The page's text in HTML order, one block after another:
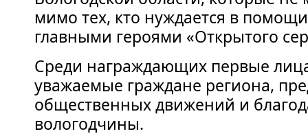
мимо тех, кто нуждается в
главными героями «Открытого
Среди награждающих первые
уважаемые граждане региона,
общественных движений и
вологодчины.